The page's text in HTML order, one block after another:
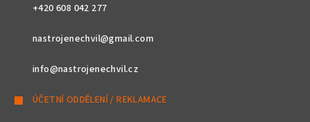
+420 608 042 277
nastrojenechvil@gmail.com
info@nastrojenechvil.cz
ÚČETNÍ ODDĚLENÍ / REKLAMACE